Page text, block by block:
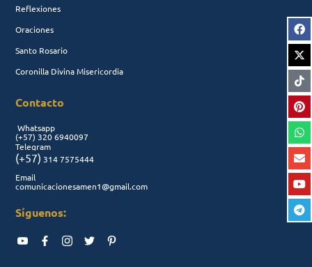
Reflexiones
Oraciones
Santo Rosario
Coronilla Divina Misericordia
Contacto
Whatsapp
(+57) 320 6940097
Telegram
(+57) 314 7575444
Email
comunicacionesamen1@gmail.com
Síguenos: